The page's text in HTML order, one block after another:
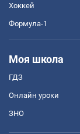
Хоккей
Формула-1
Моя школа
ГДЗ
Онлайн уроки
ЗНО